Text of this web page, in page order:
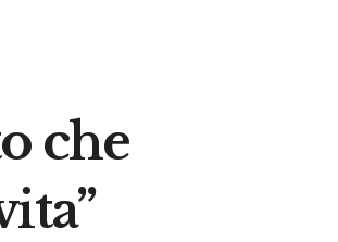
che